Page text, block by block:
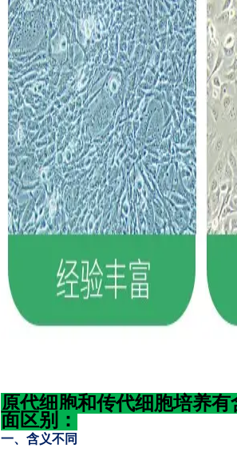
原代细胞和传代细胞培养
面区别：
一、含义不同